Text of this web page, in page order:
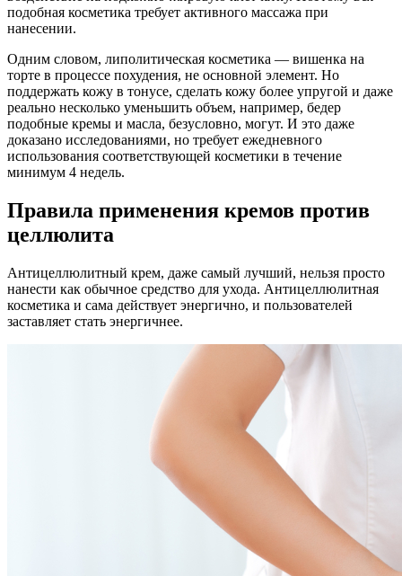
подобная косметика требует активного массажа при
нанесении.
Одним словом, липолитическая косметика — вишенка на
торте в процессе похудения, не основной элемент. Но
поддержать кожу в тонусе, сделать кожу более упругой и даже
реально несколько уменьшить объем, например, бедер
подобные кремы и масла, безусловно, могут. И это даже
доказано исследованиями, но требует ежедневного
использования соответствующей косметики в течение
минимум 4 недель.
Правила применения кремов против
целлюлита
Антицеллюлитный крем, даже самый лучший, нельзя просто
нанести как обычное средство для ухода. Антицеллюлитная
косметика и сама действует энергично, и пользователей
заставляет стать энергичнее.